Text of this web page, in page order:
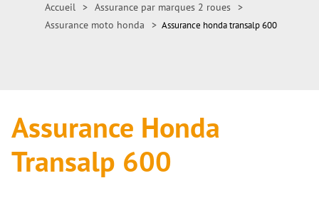
Accueil > Assurance par marques 2 roues >
Assurance moto honda
> Assurance honda transalp 600
Assurance Honda
Transalp 600